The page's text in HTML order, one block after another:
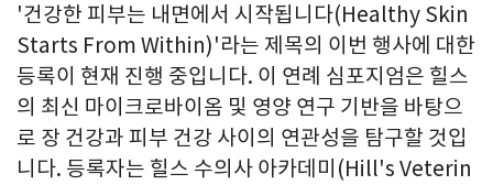
'건강한 피부는 내면에서 시작됩니다(Healthy Skin
Starts From Within)'라는 제목의 이번 행사에 대한
등록이 현재 진행 중입니다. 이 연례 심포지엄은 힐스
의 최신 마이크로바이옴 및 영양 연구 기반을 바탕으
로 장 건강과 피부 건강 사이의 연관성을 탐구할 것입
니다. 등록자는 힐스 수의사 아카데미(Hill's Veterin